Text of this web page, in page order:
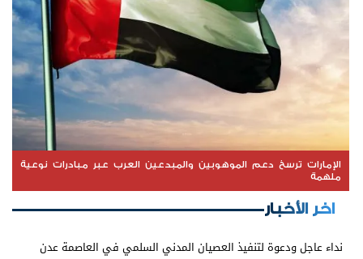
الإمارات ترسخ دعم الموهوبين والمبدعين العرب عبر مبادرات نوعية
ملهمة
اخر الأخبار
نداء عاجل ودعوة لتنفيذ العصيان المدني السلمي في العاصمة عدن